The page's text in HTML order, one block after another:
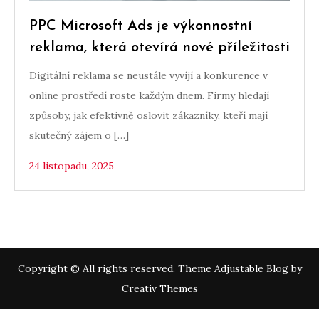
PPC Microsoft Ads je výkonnostní
reklama, která otevírá nové příležitosti
Digitální reklama se neustále vyvíjí a konkurence v
online prostředí roste každým dnem. Firmy hledají
způsoby, jak efektivně oslovit zákazníky, kteří mají
skutečný zájem o […]
24 listopadu, 2025
Copyright © All rights reserved. Theme Adjustable Blog by
Creativ Themes